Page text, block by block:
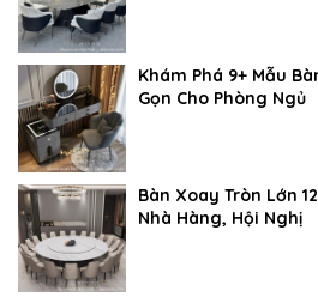
Khám Phá 9+ Mẫu
Gọn Cho Phòng Ngủ
Bàn Xoay Tròn Lớn
Nhà Hàng, Hội Nghị